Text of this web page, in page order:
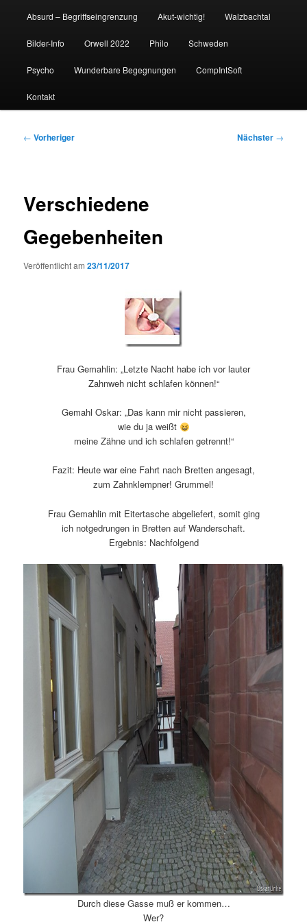
Absurd – Begriffseingrenzung Akut-wichtig! Walzbachtal
Bilder-Info Orwell 2022 Philo Schweden
Psycho Wunderbare Begegnungen CompIntSoft
Kontakt
Beitragsnavigation
← Vorheriger Nächster →
Verschiedene
Gegebenheiten
Veröffentlicht am23/11/2017
Frau Gemahlin: „Letzte Nacht habe ich vor lauter
Zahnweh nicht schlafen können!“
Gemahl Oskar: „Das kann mir nicht passieren,
wie du ja weißt
meine Zähne und ich schlafen getrennt!“
Fazit: Heute war eine Fahrt nach Bretten angesagt,
zum Zahnklempner! Grummel!
Frau Gemahlin mit Eitertasche abgeliefert, somit ging
ich notgedrungen in Bretten auf Wanderschaft.
Ergebnis: Nachfolgend
Durch diese Gasse muß er kommen…
Wer?